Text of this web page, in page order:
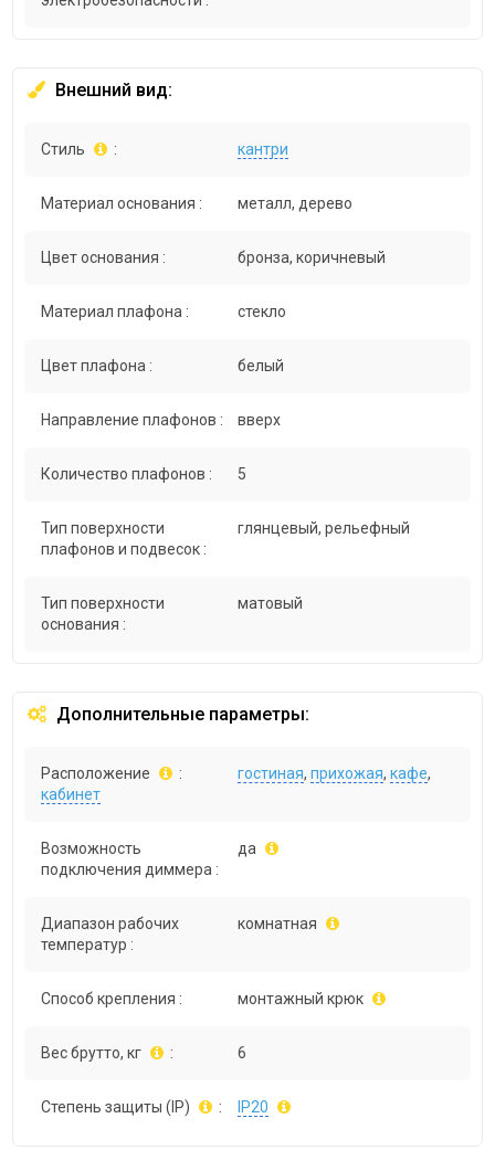
Внешний вид:
Стиль : кантри
Материал основания : металл, дерево
Цвет основания : бронза, коричневый
Материал плафона : стекло
Цвет плафона : белый
Направление плафонов : вверх
Количество плафонов : 5
Тип поверхности
плафонов и подвесок :
глянцевый, рельефный
Тип поверхности
основания :
матовый
Дополнительные параметры:
Расположение : гостиная,прихожая,кафе,
кабинет
Возможность
подключения диммера :
да
Диапазон рабочих
температур :
комнатная
Способ крепления : монтажный крюк
Вес брутто, кг : 6
Степень защиты (IP) : IP20